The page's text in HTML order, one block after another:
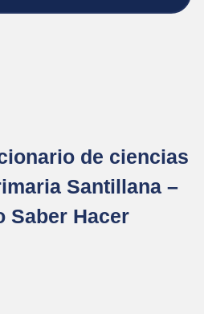
de ciencias
Santillana –
Saber Hacer